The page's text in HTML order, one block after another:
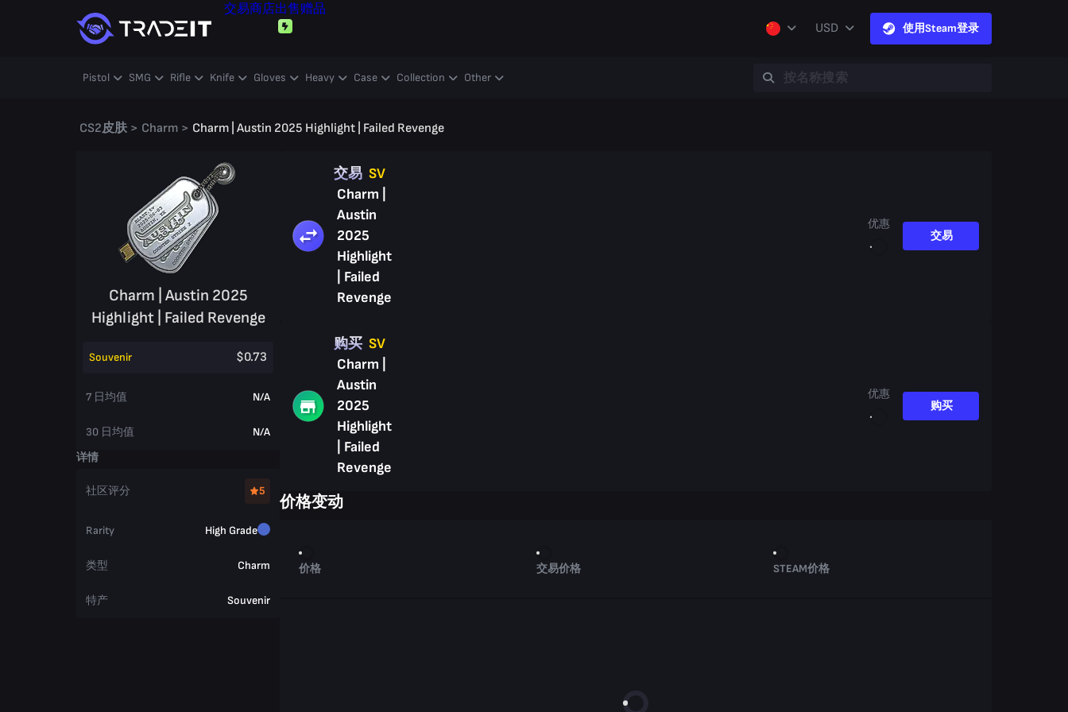
交易商店出售赠品
USD
使用Steam登录
Pistol SMG Rifle Knife Gloves Heavy Case Collection Other
CS2皮肤 > Charm > Charm | Austin 2025 Highlight | Failed Revenge
Charm | Austin 2025
Highlight | Failed Revenge
Souvenir $0.73
7 日均值 N/A
30 日均值
N/A
详情
社区评分 5
Rarity High Grade
类型 Charm
特产 Souvenir
交易 SV
Charm |
Austin
2025
Highlight
| Failed
Revenge
优惠
交易
购买 SV
Charm |
Austin
2025
Highlight
| Failed
Revenge
优惠
购买
价格变动
价格 交易价格 STEAM价格